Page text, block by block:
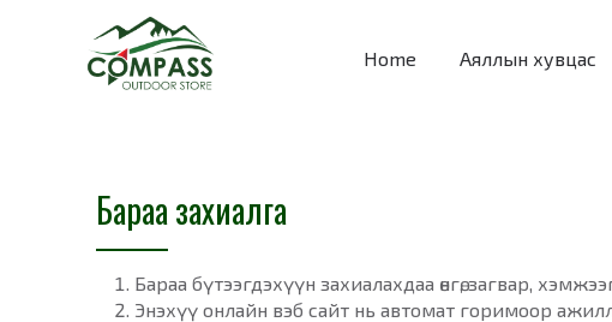
Home Аяллын хувцас
Бараа захиалга
Бараа бүтээгдэхүүн захиалахдаа өнгө, загвар,
Энэхүү онлайн вэб сайт нь автомат горимоор